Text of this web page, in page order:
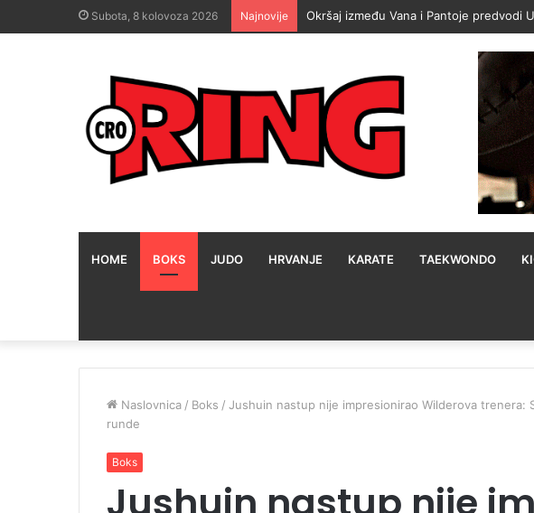
Subota, 8 kolovoza 2026 Najnovije Hrgović uoči epskog okršaja za naslov
HOME BOKS JUDO HRVANJE KARATE TAEKWONDO
Naslovnica / Boks / Jushuin nastup nije impresionirao Wilderova trenera:
runde
Boks
Jushuin nastup nije